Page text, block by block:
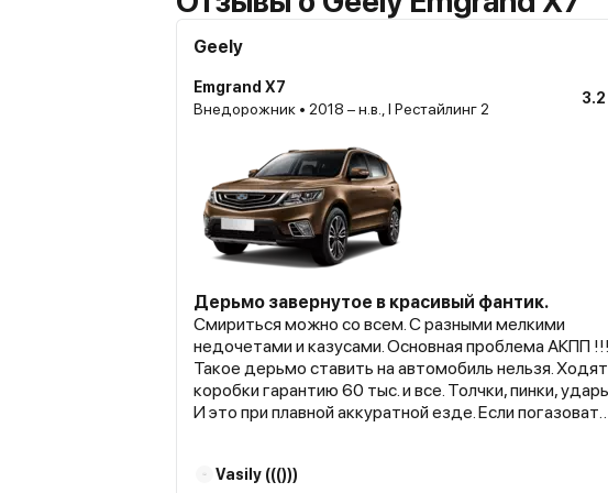
Geely
Emgrand X7
Внедорожник • 2018 – н.в., I Рестайлинг 2
3.2
Дерьмо завернутое в красивый фантик.
Смириться можно со всем. С разными мелкими
недочетами и казусами. Основная проблема АКПП !!!
Такое дерьмо ставить на автомобиль нельзя. Ходят
коробки гарантию 60 тыс. и все. Толчки, пинки, удары.
И это при плавной аккуратной езде. Если погазовать,
автомобиля 36000 руб. Официальный диллер в
Vasily ((()))